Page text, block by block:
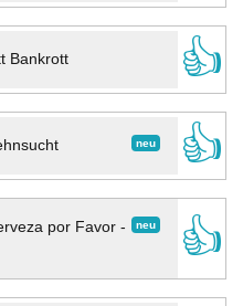
Bankrott
👍
neu
👍
neu
por Favor -
👍